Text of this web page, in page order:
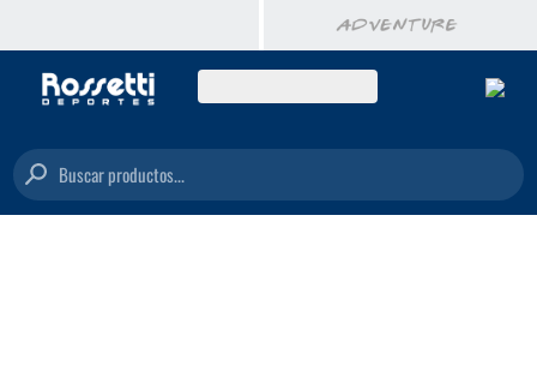
Buscar productos...